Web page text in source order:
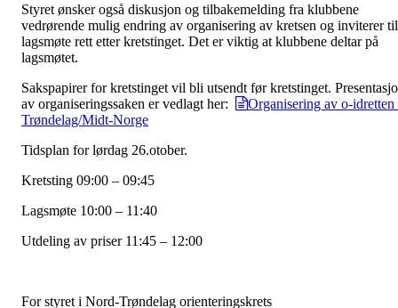
Styret ønsker også diskusjon og tilbakemelding fra klubbene
vedrørende mulig endring av organisering av kretsen og inviterer til
lagsmøte rett etter kretstinget. Det er viktig at klubbene deltar på
lagsmøtet.
Sakspapirer for kretstinget vil bli utsendt før kretstinget.
av organiseringssaken er vedlagt her:
Organisering av o-idretten
Trøndelag/Midt-Norge
Tidsplan for lørdag 26.otober.
Kretsting 09:00 – 09:45
Lagsmøte 10:00 – 11:40
Utdeling av priser 11:45 – 12:00
For styret i Nord-Trøndelag orienteringskrets